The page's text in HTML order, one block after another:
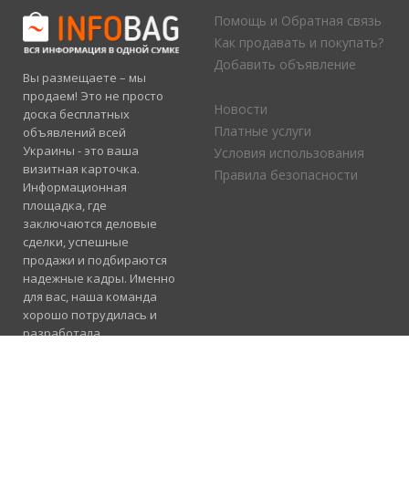
Вы размещаете – мы
продаем! Это не просто
доска бесплатных
объявлений всей
Украины - это ваша
визитная карточка.
Информационная
площадка, где
заключаются деловые
сделки, успешные
продажи и подбираются
надежные кадры. Именно
для вас, наша команда
хорошо потрудилась и
разработала
Помощь и Обратная связь
Как продавать и покупать?
Добавить объявление
Новости
Платные услуги
Условия использования
Правила безопасности